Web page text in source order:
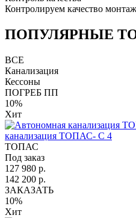
Контролируем качество
ПОПУЛЯРНЫЕ
ВСЕ
Канализация
Кессоны
ПОГРЕБ ПП
10%
Хит
канализация ТОПАС- С 4
ТОПАС
Под заказ
127 980 р.
142 200 р.
ЗАКАЗАТЬ
10%
Хит